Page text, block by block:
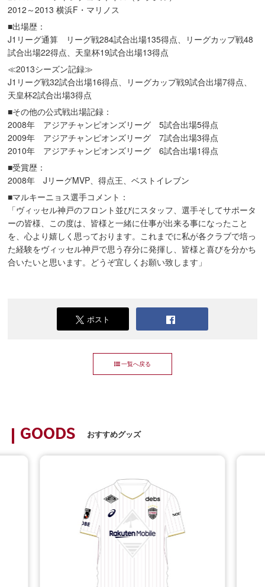
2012～2013 横浜F・マリノス
■出場歴：
J1リーグ通算 リーグ戦284試合出場135得点、リーグカップ戦48
試合出場22得点、天皇杯19試合出場13得点
≪2013シーズン記録≫
J1リーグ戦32試合出場16得点、リーグカップ戦9試合出場7得点、
天皇杯2試合出場3得点
■その他の公式戦出場記録：
2008年 アジアチャンピオンズリーグ 5試合出場5得点
2009年 アジアチャンピオンズリーグ 7試合出場3得点
2010年 アジアチャンピオンズリーグ 6試合出場1得点
■受賞歴：
2008年 JリーグMVP、得点王、ベストイレブン
■マルキーニョス選手コメント：
「ヴィッセル神戸のフロント並びにスタッフ、選手そしてサポータ
ーの皆様、この度は、皆様と一緒に仕事が出来る事になったこと
を、心より嬉しく思っております。これまでに私が各クラブで培っ
た経験をヴィッセル神戸で思う存分に発揮し、皆様と喜びを分かち
合いたいと思います。どうぞ宜しくお願い致します」
ポスト
一覧へ戻る
GOODS おすすめグッズ